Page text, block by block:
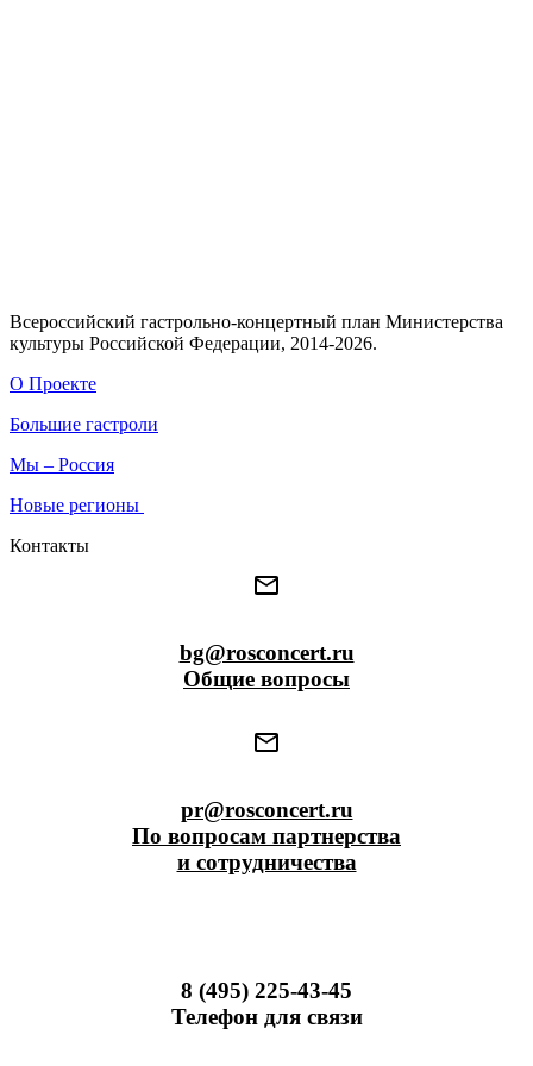
Всероссийский гастрольно-концертный план Министерства
культуры Российской Федерации, 2014-2026.
О Проекте
Большие гастроли
Мы – Россия
Новые регионы
Контакты
bg@rosconcert.ru
Общие вопросы
pr@rosconcert.ru
По вопросам партнерства
и сотрудничества
8 (495) 225-43-45
Телефон для связи